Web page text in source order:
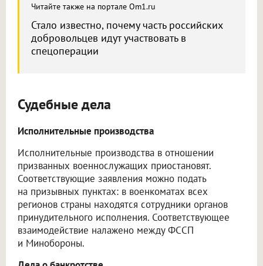
Читайте также на портале Om1.ru
Стало известно, почему часть российских
добровольцев идут участвовать в
спецоперации
Судебные дела
Исполнительные производства
Исполнительные производства в отношении
призванных военнослужащих приостановят.
Соответствующие заявления можно подать
на призывных пунктах: в военкоматах всех
регионов страны находятся сотрудники органов
принудительного исполнения. Соответствующее
взаимодействие налажено между ФССП
и Минобороны.